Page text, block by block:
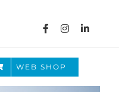
WEB SHOP